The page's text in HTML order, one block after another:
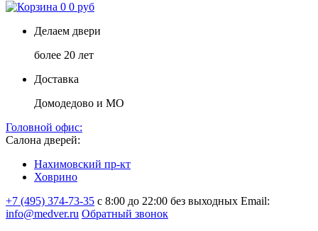
0 0 руб
Делаем двери
более 20 лет
Доставка
Домодедово и МО
Головной офис:
Салона дверей:
Нахимовский пр-кт
Ховрино
+7 (495) 374-73-35 с 8:00 до 22:00 без выходных Email:
info@medver.ru Обратный звонок